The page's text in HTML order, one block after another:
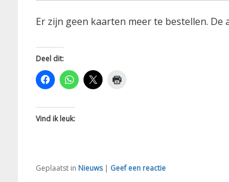
Er zijn geen kaarten meer te bestellen.
Deel dit:
Vind ik leuk:
Geplaatst in Nieuws | Geef een reactie